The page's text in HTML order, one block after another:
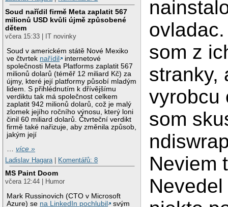
Soud nařídil firmě Meta zaplatit 567
milionů USD kvůli újmě způsobené
dětem
včera 15:33 | IT novinky
Soud v americkém státě Nové Mexiko
ve čtvrtek nařídil
internetové
společnosti Meta Platforms zaplatit 567
milionů dolarů (téměř 12 miliard Kč) za
újmy, které její platformy působí mladým
lidem. S přihlédnutím k dřívějšímu
verdiktu tak má společnost celkem
zaplatit 942 milionů dolarů, což je malý
zlomek jejího ročního výnosu, který loni
činil 60 miliard dolarů. Čtvrteční verdikt
firmě také nařizuje, aby změnila způsob,
jakým její
…více »
Ladislav Hagara
Komentářů: 8
MS Paint Doom
včera 12:44 | Humor
Mark Russinovich (CTO v Microsoft
Azure) se na LinkedIn pochlubil
svým
som z
stranky,
vyrobcu
som
Neviem